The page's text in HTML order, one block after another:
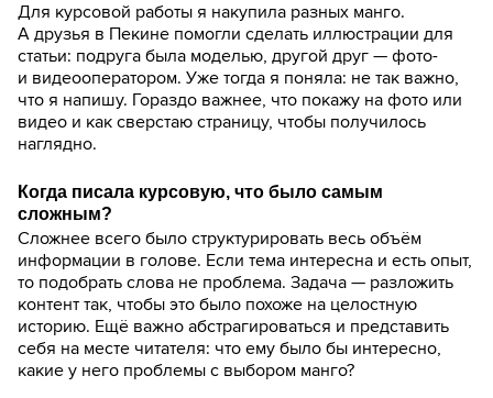
Для курсовой работы я накупила разных манго.
А друзья в Пекине помогли сделать иллюстрации для
статьи: подруга была моделью, другой друг — фото-
и видеооператором. Уже тогда я поняла: не так важно,
что я напишу. Гораздо важнее, что покажу на фото или
видео и как сверстаю страницу, чтобы получилось
наглядно.
Когда писала курсовую, что было самым
сложным?
Сложнее всего было структурировать весь объём
информации в голове. Если тема интересна и есть опыт,
то подобрать слова не проблема. Задача — разложить
контент так, чтобы это было похоже на целостную
историю. Ещё важно абстрагироваться и представить
себя на месте читателя: что ему было бы интересно,
какие у него проблемы с выбором манго?